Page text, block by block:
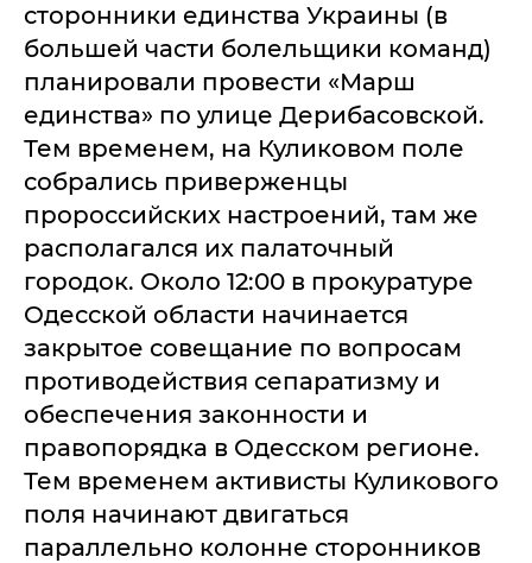
сторонники единства Украины (в
большей части болельщики команд)
планировали провести «Марш
единства» по улице Дерибасовской.
Тем временем, на Куликовом поле
собрались приверженцы
пророссийских настроений, там же
располагался их палаточный
городок. Около 12:00 в прокуратуре
Одесской области начинается
закрытое совещание по вопросам
противодействия сепаратизму и
обеспечения законности и
правопорядка в Одесском регионе.
Тем временем активисты Куликового
поля начинают двигаться
параллельно колонне сторонников